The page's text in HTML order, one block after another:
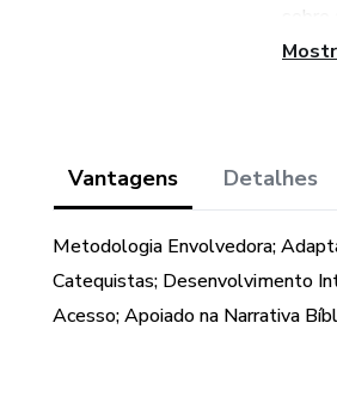
Ao
Vantagens Detalhes
Metodologia Envolvedora;
Catequistas; Desenvolvimento
Acesso; Apoiado na Narrativa